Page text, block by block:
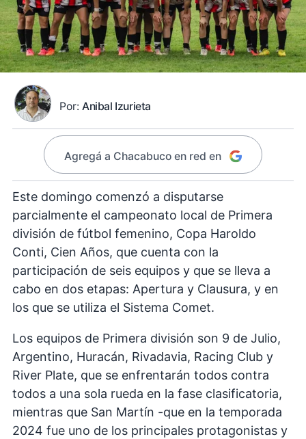
Por: Anibal Izurieta
Agregá a Chacabuco en red en
Este domingo comenzó a disputarse
parcialmente el campeonato local de Primera
división de fútbol femenino, Copa Haroldo
Conti, Cien Años, que cuenta con la
participación de seis equipos y que se lleva a
cabo en dos etapas: Apertura y Clausura, y en
los que se utiliza el Sistema Comet.
Los equipos de Primera división son 9 de Julio,
Argentino, Huracán, Rivadavia, Racing Club y
River Plate, que se enfrentarán todos contra
todos a una sola rueda en la fase clasificatoria,
mientras que San Martín -que en la temporada
2024 fue uno de los principales protagonistas y